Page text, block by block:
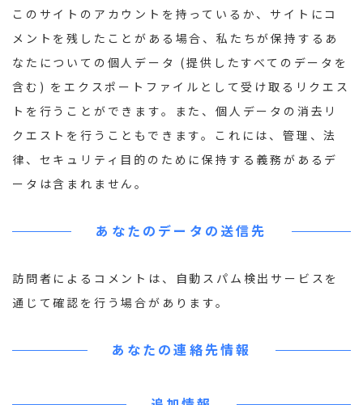
このサイトのアカウントを持っているか、サイトにコ
メントを残したことがある場合、私たちが保持するあ
なたについての個人データ (提供したすべてのデータを
含む) をエクスポートファイルとして受け取るリクエス
トを行うことができます。また、個人データの消去リ
クエストを行うこともできます。これには、管理、法
律、セキュリティ目的のために保持する義務があるデ
ータは含まれません。
あなたのデータの送信先
訪問者によるコメントは、自動スパム検出サービスを
通じて確認を行う場合があります。
あなたの連絡先情報